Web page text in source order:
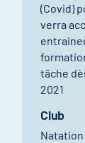
(Covid)
verra
tâche
2021
Club